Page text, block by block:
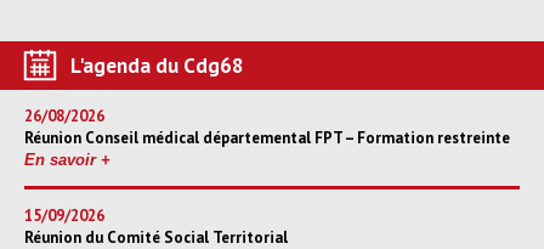
L'agenda du Cdg68
26/08/2026
Réunion Conseil médical départemental FPT – Formation restreinte
En savoir +
15/09/2026
Réunion du Comité Social Territorial